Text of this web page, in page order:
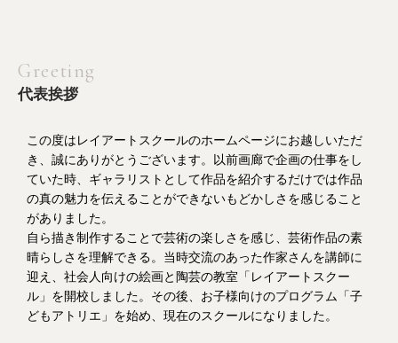
Greeting
代表挨拶
この度はレイアートスクールのホームページにお越しいただ
き、誠にありがとうございます。以前画廊で企画の仕事をし
ていた時、ギャラリストとして作品を紹介するだけでは作品
の真の魅力を伝えることができないもどかしさを感じること
がありました。
自ら描き制作することで芸術の楽しさを感じ、芸術作品の素
晴らしさを理解できる。当時交流のあった作家さんを講師に
迎え、社会人向けの絵画と陶芸の教室「レイアートスクー
ル」を開校しました。その後、お子様向けのプログラム「子
どもアトリエ」を始め、現在のスクールになりました。